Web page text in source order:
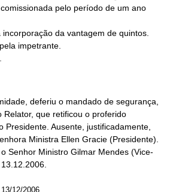
deferiu o mandado de segurança,
Relator, que retificou o proferido
Presidente. Ausente, justificadamente,
Ministra Ellen Gracie (Presidente).
Senhor Ministro Gilmar Mendes (Vice-
13/12/2006